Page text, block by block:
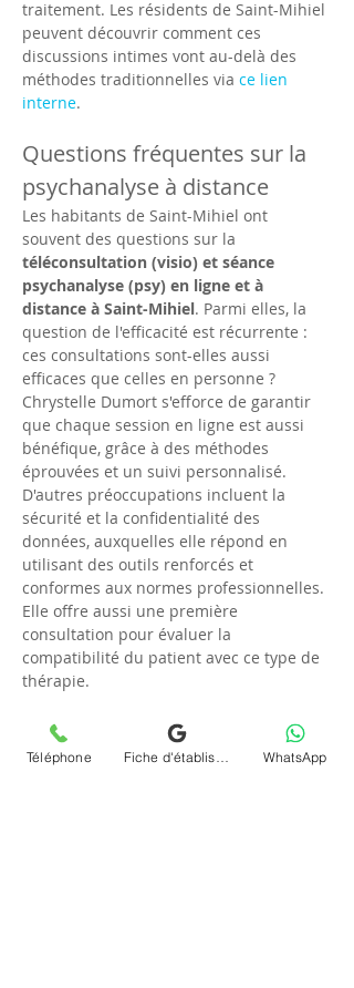
traitement. Les résidents de Saint-Mihiel
peuvent découvrir comment ces
discussions intimes vont au-delà des
méthodes traditionnelles via ce lien
interne.
Questions fréquentes sur la
psychanalyse à distance
Les habitants de Saint-Mihiel ont
souvent des questions sur la
téléconsultation (visio) et séance
psychanalyse (psy) en ligne et à
distance à Saint-Mihiel. Parmi elles, la
question de l'efficacité est récurrente :
ces consultations sont-elles aussi
efficaces que celles en personne ?
Chrystelle Dumort s'efforce de garantir
que chaque session en ligne est aussi
bénéfique, grâce à des méthodes
éprouvées et un suivi personnalisé.
D'autres préoccupations incluent la
sécurité et la confidentialité des
données, auxquelles elle répond en
utilisant des outils renforcés et
conformes aux normes professionnelles.
Elle offre aussi une première
consultation pour évaluer la
compatibilité du patient avec ce type de
thérapie.
L'impact de la psychanalyse
en téléconsultation sur Saint-
Téléphone WhatsApp